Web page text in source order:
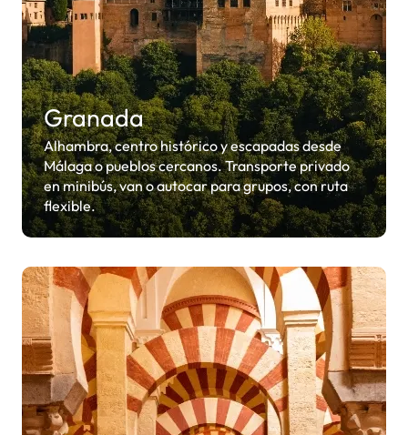
Granada
Alhambra, centro histórico y escapadas desde
Málaga o pueblos cercanos. Transporte privado
en minibús, van o autocar para grupos, con ruta
flexible.